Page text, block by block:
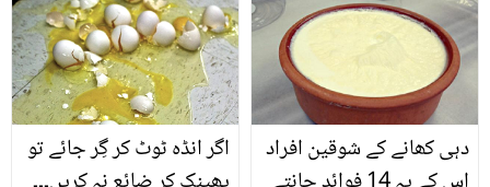
سامنے آگئیں
کرنے سے روک دیا ! اسٹیج
ڈانسنگ سے متعلق نسیم
وکی کے تلخ انکشافات
اگر انڈہ ٹوٹ کر گِر جائے تو
دہی کھانے کے شوقین افراد